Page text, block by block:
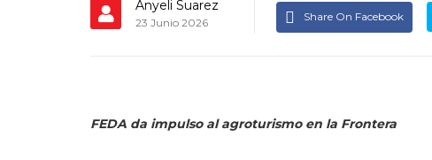
Anyeli Suarez
23 Junio 2026 Share On Facebook
FEDA da impulso al agroturismo en la Frontera